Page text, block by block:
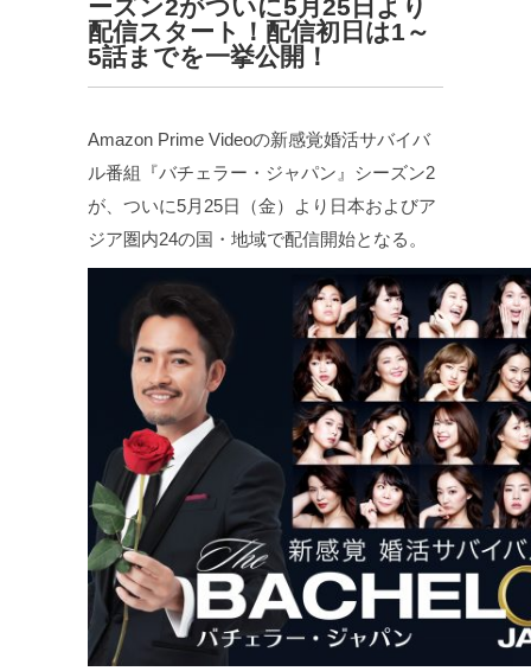
ーズン2がついに5月25日より
配信スタート！配信初日は1～
5話までを一挙公開！
Amazon Prime Videoの新感覚婚活サバイバ
ル番組『バチェラー・ジャパン』シーズン2
が、ついに5月25日（金）より日本およびア
ジア圏内24の国・地域で配信開始となる。